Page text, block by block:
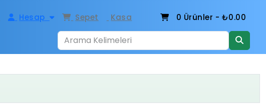
Hesap Sepet Kasa 0 Ürünler - ₺0.00